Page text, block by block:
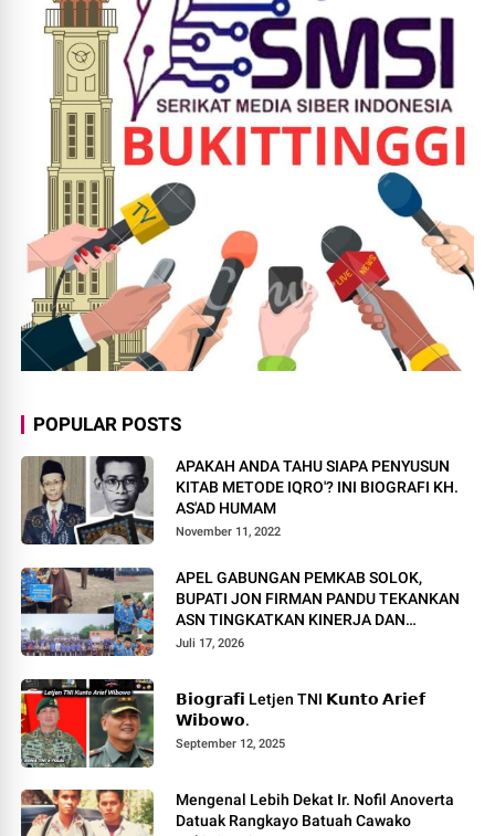
POPULAR POSTS
APAKAH ANDA TAHU SIAPA PENYUSUN
KITAB METODE IQRO'? INI BIOGRAFI KH.
AS'AD HUMAM
November 11, 2022
APEL GABUNGAN PEMKAB SOLOK,
BUPATI JON FIRMAN PANDU TEKANKAN
ASN TINGKATKAN KINERJA DAN
PELAYANAN MASYARAKAT.
Juli 17, 2026
𝗕𝗶𝗼𝗴𝗿𝗮𝗳𝗶 Letjen TNI 𝗞𝘂𝗻𝘁𝗼 𝗔𝗿𝗶𝗲𝗳
𝗪𝗶𝗯𝗼𝘄𝗼.
September 12, 2025
Mengenal Lebih Dekat Ir. Nofil Anoverta
Datuak Rangkayo Batuah Cawako